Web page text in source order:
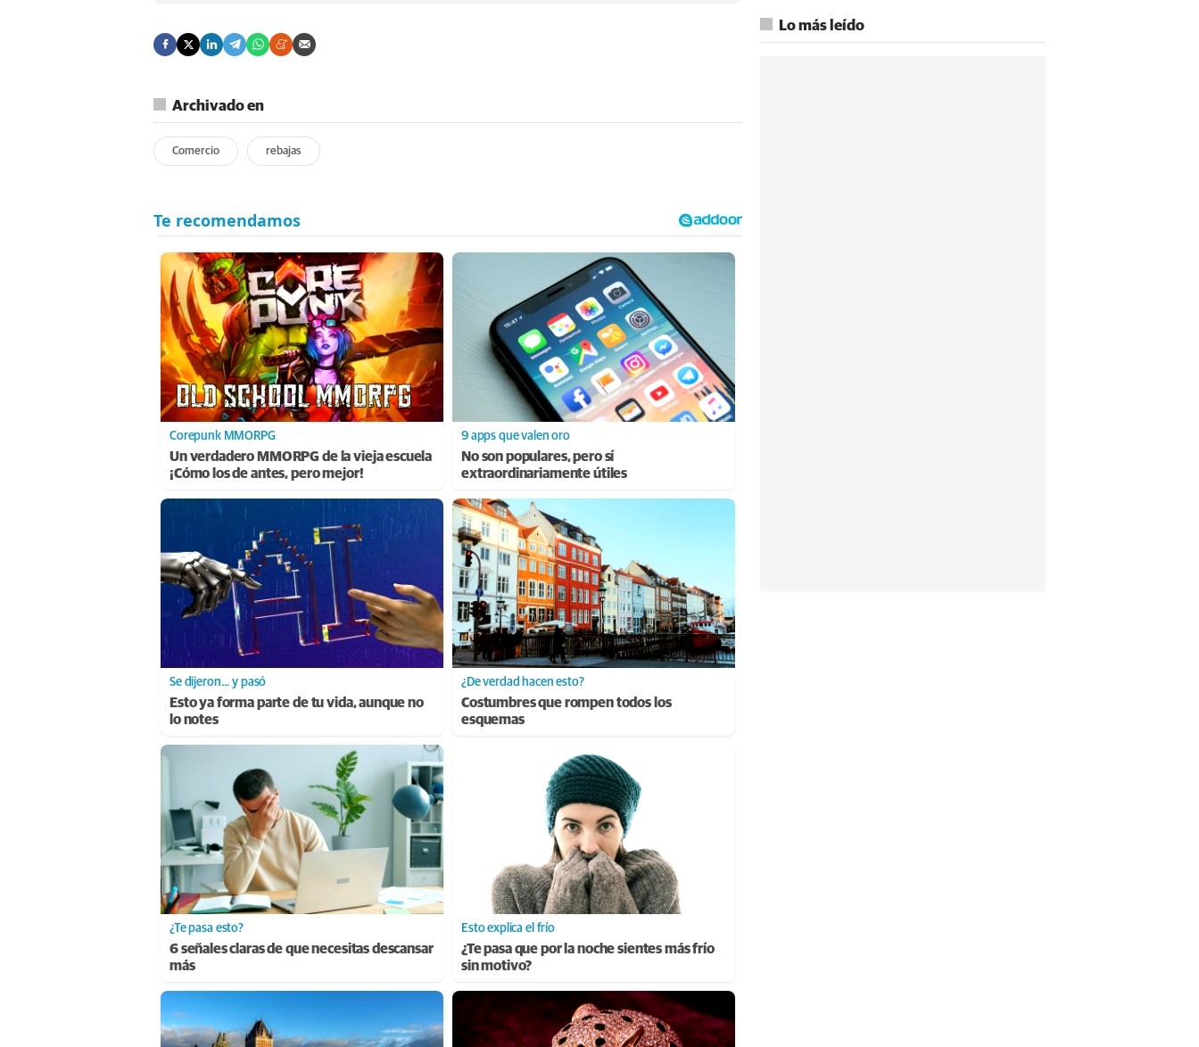
Archivado en
Comercio rebajas
Corepunk MMORPG
Un verdadero MMORPG de la vieja escuela
¡Cómo los de antes, pero mejor!
9 apps que valen oro
No son populares, pero sí
extraordinariamente útiles
Se dijeron… y pasó
Esto ya forma parte de tu vida, aunque no
lo notes
¿De verdad hacen esto?
Costumbres que rompen todos los
esquemas
¿Te pasa esto?
6 señales claras de que necesitas descansar
más
Esto explica el frío
¿Te pasa que por la noche sientes más frío
sin motivo?
Lo más leído